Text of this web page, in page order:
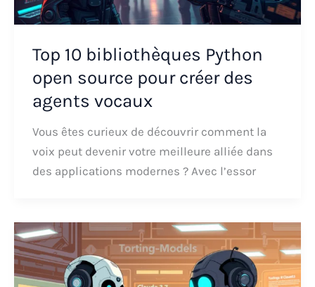
Top 10 bibliothèques Python
open source pour créer des
agents vocaux
Vous êtes curieux de découvrir comment la
voix peut devenir votre meilleure alliée dans
des applications modernes ? Avec l’essor